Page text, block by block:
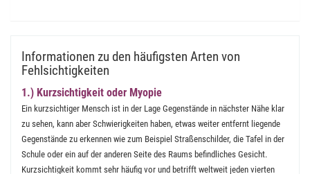
Informationen zu den häufigsten Arten von
Fehlsichtigkeiten
1.) Kurzsichtigkeit oder Myopie
Ein kurzsichtiger Mensch ist in der Lage Gegenstände in nächster Nähe klar
zu sehen, kann aber Schwierigkeiten haben, etwas weiter entfernt liegende
Gegenstände zu erkennen wie zum Beispiel Straßenschilder, die Tafel in der
Schule oder ein auf der anderen Seite des Raums befindliches Gesicht.
Kurzsichtigkeit kommt sehr häufig vor und betrifft weltweit jeden vierten